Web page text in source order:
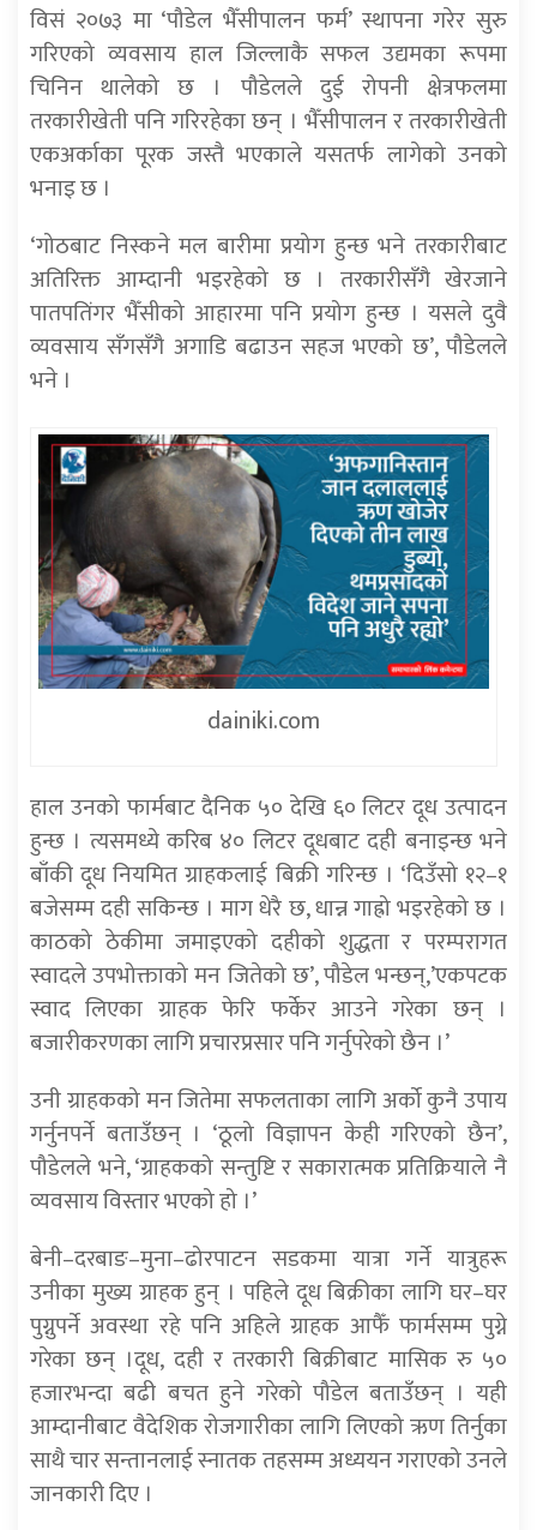
विसं २०७३ मा ‘पौडेल भैँसीपालन फर्म’ स्थापना गरेर सुरु
गरिएको व्यवसाय हाल जिल्लाकै सफल उद्यमका रूपमा
चिनिन थालेको छ । पौडेलले दुई रोपनी क्षेत्रफलमा
तरकारीखेती पनि गरिरहेका छन् । भैँसीपालन र तरकारीखेती
एकअर्काका पूरक जस्तै भएकाले यसतर्फ लागेको उनको
भनाइ छ ।
‘गोठबाट निस्कने मल बारीमा प्रयोग हुन्छ भने तरकारीबाट
अतिरिक्त आम्दानी भइरहेको छ । तरकारीसँगै खेरजाने
पातपतिंगर भैँसीको आहारमा पनि प्रयोग हुन्छ । यसले दुवै
व्यवसाय सँगसँगै अगाडि बढाउन सहज भएको छ’, पौडेलले
भने ।
dainiki.com
हाल उनको फार्मबाट दैनिक ५० देखि ६० लिटर दूध उत्पादन
हुन्छ । त्यसमध्ये करिब ४० लिटर दूधबाट दही बनाइन्छ भने
बाँकी दूध नियमित ग्राहकलाई बिक्री गरिन्छ । ‘दिउँसो १२–१
बजेसम्म दही सकिन्छ । माग धेरै छ, धान्न गाह्रो भइरहेको छ ।
काठको ठेकीमा जमाइएको दहीको शुद्धता र परम्परागत
स्वादले उपभोक्ताको मन जितेको छ’, पौडेल भन्छन्,’एकपटक
स्वाद लिएका ग्राहक फेरि फर्केर आउने गरेका छन् ।
बजारीकरणका लागि प्रचारप्रसार पनि गर्नुपरेको छैन ।’
उनी ग्राहकको मन जितेमा सफलताका लागि अर्को कुनै उपाय
गर्नुनपर्ने बताउँछन् । ‘ठूलो विज्ञापन केही गरिएको छैन’,
पौडेलले भने, ‘ग्राहकको सन्तुष्टि र सकारात्मक प्रतिक्रियाले नै
व्यवसाय विस्तार भएको हो ।’
बेनी–दरबाङ–मुना–ढोरपाटन सडकमा यात्रा गर्ने यात्रुहरू
उनीका मुख्य ग्राहक हुन् । पहिले दूध बिक्रीका लागि घर–घर
पुग्नुपर्ने अवस्था रहे पनि अहिले ग्राहक आफैँ फार्मसम्म पुग्ने
गरेका छन् ।दूध, दही र तरकारी बिक्रीबाट मासिक रु ५०
हजारभन्दा बढी बचत हुने गरेको पौडेल बताउँछन् । यही
आम्दानीबाट वैदेशिक रोजगारीका लागि लिएको ऋण तिर्नुका
साथै चार सन्तानलाई स्नातक तहसम्म अध्ययन गराएको उनले
जानकारी दिए ।